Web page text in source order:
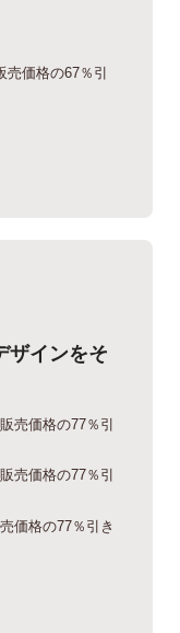
売価格の67％引
インをそ
売価格の77％引
売価格の77％引
価格の77％引き